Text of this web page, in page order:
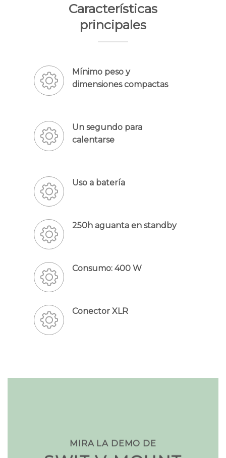
Características
principales
Mínimo peso y
dimensiones compactas
Un segundo para
calentarse
Uso a batería
250h aguanta en standby
Consumo: 400 W
Conector XLR
MIRA LA DEMO DE